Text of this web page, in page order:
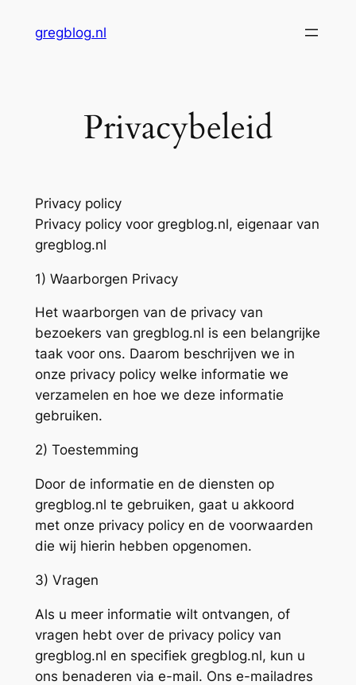
gregblog.nl
Privacybeleid
Privacy policy
Privacy policy voor gregblog.nl, eigenaar van
gregblog.nl
1) Waarborgen Privacy
Het waarborgen van de privacy van
bezoekers van gregblog.nl is een belangrijke
taak voor ons. Daarom beschrijven we in
onze privacy policy welke informatie we
verzamelen en hoe we deze informatie
gebruiken.
2) Toestemming
Door de informatie en de diensten op
gregblog.nl te gebruiken, gaat u akkoord
met onze privacy policy en de voorwaarden
die wij hierin hebben opgenomen.
3) Vragen
Als u meer informatie wilt ontvangen, of
vragen hebt over de privacy policy van
gregblog.nl en specifiek gregblog.nl, kun u
ons benaderen via e-mail. Ons e-mailadres